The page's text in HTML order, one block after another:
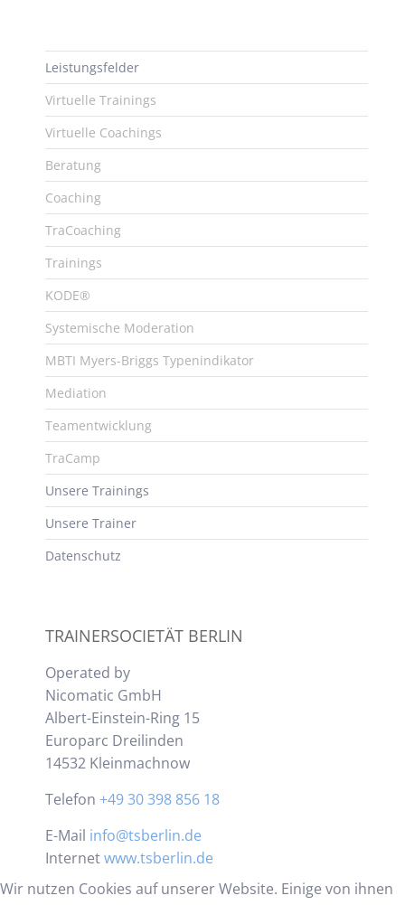
Leistungsfelder
Virtuelle Trainings
Virtuelle Coachings
Beratung
Coaching
TraCoaching
Trainings
KODE®
Systemische Moderation
MBTI Myers-Briggs Typenindikator
Mediation
Teamentwicklung
TraCamp
Unsere Trainings
Unsere Trainer
Datenschutz
TRAINERSOCIETÄT BERLIN
Operated by
Nicomatic GmbH
Albert-Einstein-Ring 15
Europarc Dreilinden
14532 Kleinmachnow
Telefon +49 30 398 856 18
E-Mail info@tsberlin.de
Internetwww.tsberlin.de
Wir nutzen Cookies auf unserer Website. Einige von ihnen